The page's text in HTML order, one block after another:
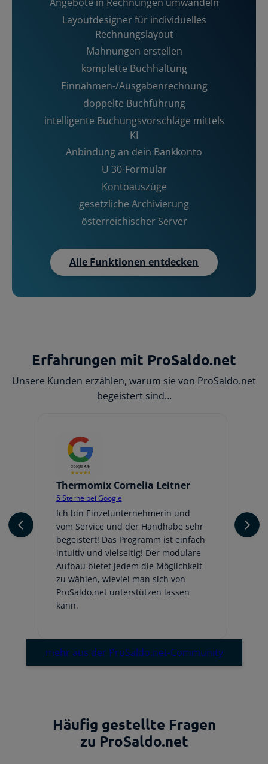
Layoutdesigner für individuelles
Rechnungslayout
Mahnungen erstellen
komplette Buchhaltung
Einnahmen-/Ausgabenrechnung
doppelte Buchführung
intelligente Buchungsvorschläge mittels
KI
Anbindung an dein Bankkonto
U 30-Formular
Kontoauszüge
gesetzliche Archivierung
österreichischer Server
Alle Funktionen entdecken
Erfahrungen mit ProSaldo.net
Unsere Kunden erzählen, warum sie von ProSaldo.net
begeistert sind…
Thermomix Cornelia Leitner
5 Sterne bei Google
Ich bin Einzelunternehmerin und
vom Service und der Handhabe sehr
begeistert! Das Programm ist einfach
intuitiv und vielseitig! Der modulare
Aufbau bietet jedem die Möglichkeit
zu wählen, wieviel man sich von
ProSaldo.net unterstützen lassen
kann.
mehr aus der ProSaldo.net-Community
Häufig gestellte Fragen
zu ProSaldo.net